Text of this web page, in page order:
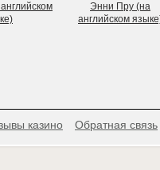
Энни Пру (на
английском
казино Обратная связь